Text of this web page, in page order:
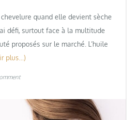
quand elle devient sèche
défi, surtout face à la multitude
proposés sur le marché. L’huile
plus…)